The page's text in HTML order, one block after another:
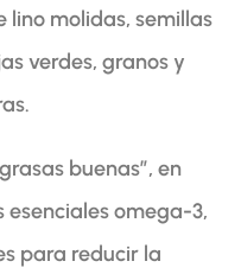
lino molidas, semillas
verdes, granos y
buenas”, en
esenciales omega-3,
para reducir la